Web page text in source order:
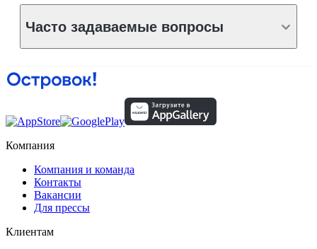
Часто задаваемые вопросы
Компания
Компания и команда
Контакты
Вакансии
Для прессы
Клиентам